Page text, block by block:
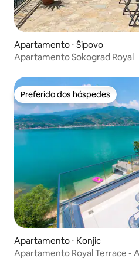
Apartamento ⋅ Šipovo
Apartamento Sokograd Royal
Preferido dos hóspedes
Preferido dos hóspedes
Apartamento ⋅ Konjic
Apartamento Royal Terrace -